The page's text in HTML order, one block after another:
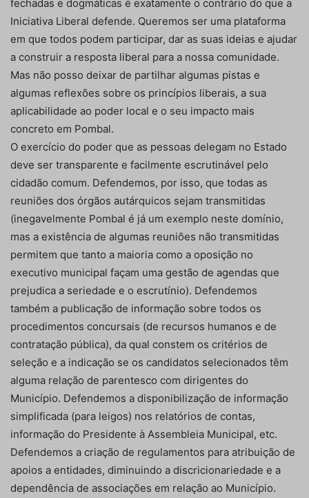
fechadas e dogmáticas é exatamente o contrário do que a
Iniciativa Liberal defende. Queremos ser uma plataforma
em que todos podem participar, dar as suas ideias e ajudar
a construir a resposta liberal para a nossa comunidade.
Mas não posso deixar de partilhar algumas pistas e
algumas reflexões sobre os princípios liberais, a sua
aplicabilidade ao poder local e o seu impacto mais
concreto em Pombal.
O exercício do poder que as pessoas delegam no Estado
deve ser transparente e facilmente escrutinável pelo
cidadão comum. Defendemos, por isso, que todas as
reuniões dos órgãos autárquicos sejam transmitidas
(inegavelmente Pombal é já um exemplo neste domínio,
mas a existência de algumas reuniões não transmitidas
permitem que tanto a maioria como a oposição no
executivo municipal façam uma gestão de agendas que
prejudica a seriedade e o escrutínio). Defendemos
também a publicação de informação sobre todos os
procedimentos concursais (de recursos humanos e de
contratação pública), da qual constem os critérios de
seleção e a indicação se os candidatos selecionados têm
alguma relação de parentesco com dirigentes do
Município. Defendemos a disponibilização de informação
simplificada (para leigos) nos relatórios de contas,
informação do Presidente à Assembleia Municipal, etc.
Defendemos a criação de regulamentos para atribuição de
apoios a entidades, diminuindo a discricionariedade e a
dependência de associações em relação ao Município.